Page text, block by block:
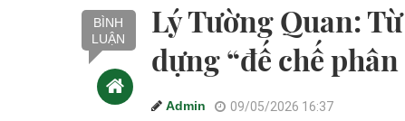
BÌNH
LUẬN
Lý Tường Quan:
dựng “đế chế
Admin 09/05/2026 16:37